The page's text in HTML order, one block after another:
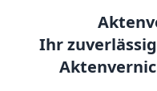
Ihr